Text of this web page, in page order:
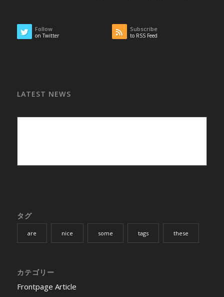
Follow
on Twitter
Subscribe
to RSS Feed
LATEST NEWS
タグ
are nice some tags these
カテゴリー
Frontpage Article